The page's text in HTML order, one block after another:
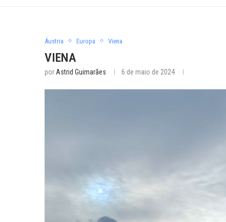
Áustria Europa Viena
VIENA
por Astrid Guimarães 6 de maio de 2024